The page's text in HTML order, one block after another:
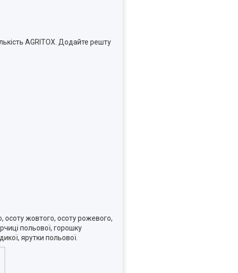
AGRITOX. Додайте решту
осоту жовтого, осоту рожевого,
польової, горошку
ярyтки польової.